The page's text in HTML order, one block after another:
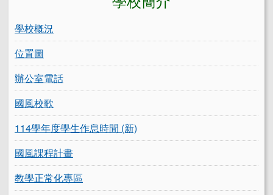
學校概況
位置圖
辦公室電話
國風校歌
114學年度學生作息時間 (新)
國風課程計畫
教學正常化專區